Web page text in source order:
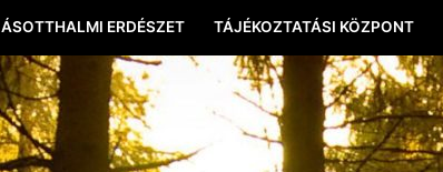
ÁSOTTHALMI ERDÉSZET TÁJÉKOZTATÁSI KÖZPONT